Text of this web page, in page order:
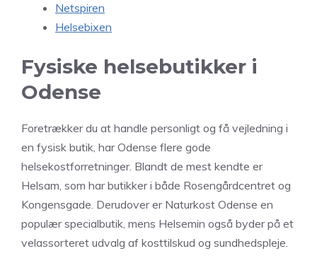
Netspiren
Helsebixen
Fysiske helsebutikker i
Odense
Foretrækker du at handle personligt og få vejledning i
en fysisk butik, har Odense flere gode
helsekostforretninger. Blandt de mest kendte er
Helsam, som har butikker i både Rosengårdcentret og
Kongensgade. Derudover er Naturkost Odense en
populær specialbutik, mens Helsemin også byder på et
velassorteret udvalg af kosttilskud og sundhedspleje.